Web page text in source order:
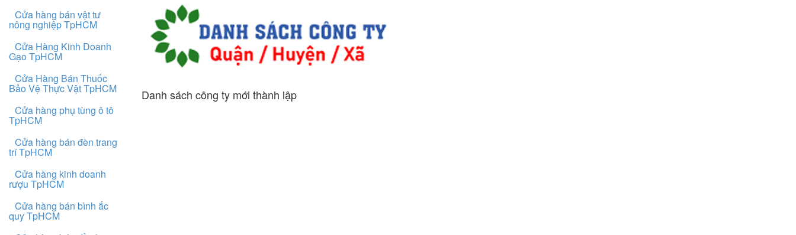
Cửa hàng bán vật tư
nông nghiệp TpHCM
Cửa Hàng Kinh Doanh
Gạo TpHCM
Cửa Hàng Bán Thuốc
Bảo Vệ Thực Vật TpHCM
Cửa hàng phụ tùng ô tô
TpHCM
Cửa hàng bán đèn trang
trí TpHCM
Cửa hàng kinh doanh
rượu TpHCM
Cửa hàng bán bình ắc
quy TpHCM
Danh sách công ty mới thành lập